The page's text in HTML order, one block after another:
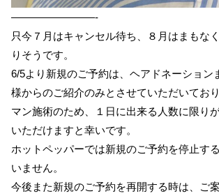
————————-
只今７月はキャンセル待ち、８月はまもな
りそうです。
6/5より新規のご予約は、ヘアドネーション
様からのご紹介のみとさせていただいてお
マン施術のため、１日に出来る人数に限り
いただけますと幸いです。
ホットペッパーでは新規のご予約を停止す
いません。
今後また新規のご予約を再開する時は、ご